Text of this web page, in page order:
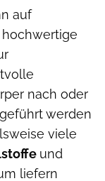
auf
nach oder
werden
viele
und
liefern